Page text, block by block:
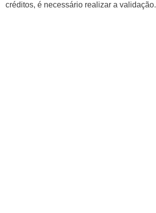
créditos, é necessário realizar a validação.